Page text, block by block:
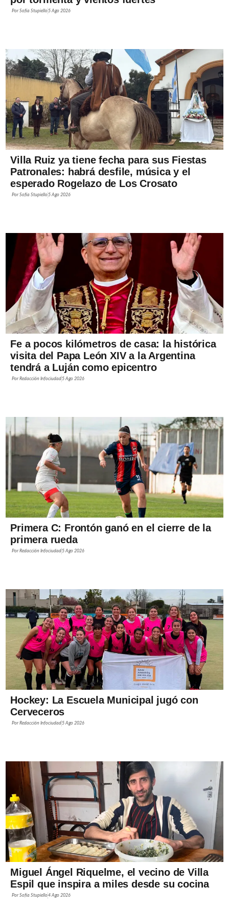
PorSofía Stupiello 5 Ago 2026
Villa Ruiz ya tiene fecha para sus Fiestas
Patronales: habrá desfile, música y el
esperado Rogelazo de Los Crosato
PorSofía Stupiello 5 Ago 2026
Fe a pocos kilómetros de casa: la histórica
visita del Papa León XIV a la Argentina
tendrá a Luján como epicentro
PorRedacción Infociudad 5 Ago 2026
Primera C: Frontón ganó en el cierre de la
primera rueda
PorRedacción Infociudad 5 Ago 2026
Hockey: La Escuela Municipal jugó con
Cerveceros
PorRedacción Infociudad 5 Ago 2026
Miguel Ángel Riquelme, el vecino de Villa
Espil que inspira a miles desde su cocina
PorSofía Stupiello4 Ago 2026